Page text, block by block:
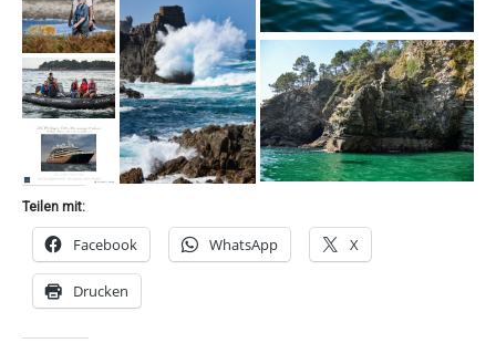
Teilen mit:
Facebook WhatsApp X
Drucken